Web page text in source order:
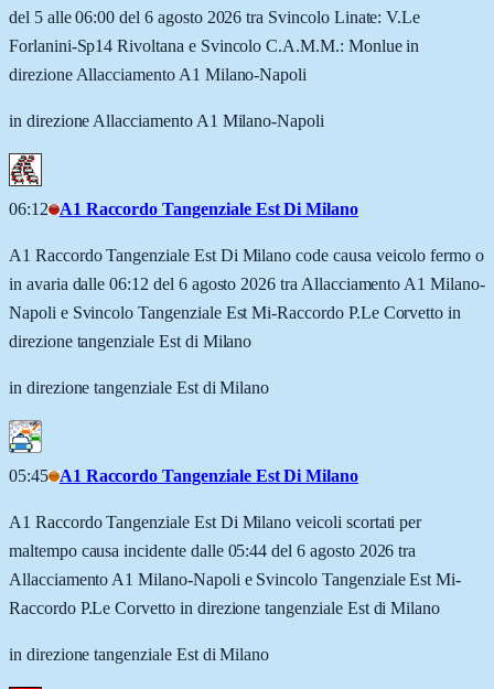
del 5 alle 06:00 del 6 agosto 2026 tra Svincolo Linate: V.Le
Forlanini-Sp14 Rivoltana e Svincolo C.A.M.M.: Monlue in
direzione Allacciamento A1 Milano-Napoli
in direzione Allacciamento A1 Milano-Napoli
06:12 A1 Raccordo Tangenziale Est Di Milano
A1 Raccordo Tangenziale Est Di Milano code causa veicolo fermo o
in avaria dalle 06:12 del 6 agosto 2026 tra Allacciamento A1 Milano-
Napoli e Svincolo Tangenziale Est Mi-Raccordo P.Le Corvetto in
direzione tangenziale Est di Milano
in direzione tangenziale Est di Milano
05:45 A1 Raccordo Tangenziale Est Di Milano
A1 Raccordo Tangenziale Est Di Milano veicoli scortati per
maltempo causa incidente dalle 05:44 del 6 agosto 2026 tra
Allacciamento A1 Milano-Napoli e Svincolo Tangenziale Est Mi-
Raccordo P.Le Corvetto in direzione tangenziale Est di Milano
in direzione tangenziale Est di Milano